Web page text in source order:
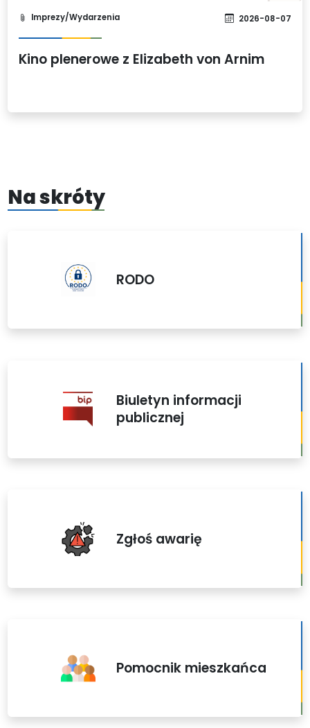
Imprezy/Wydarzenia 2026-08-07
Kino plenerowe z Elizabeth von Arnim
Na skróty
RODO
Biuletyn informacji
publicznej
Zgłoś awarię
Pomocnik mieszkańca